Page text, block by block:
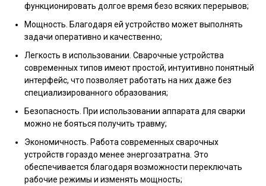
функционировать долгое время безо всяких перерывов;
Мощность. Благодаря ей устройство может выполнять
задачи оперативно и качественно;
Легкость в использовании. Сварочные устройства
современных типов имеют простой, интуитивно понятный
интерфейс, что позволяет работать на них даже без
специализированного образования;
Безопасность. При использовании аппарата для сварки
можно не бояться получить травму;
Экономичность. Работа современных сварочных
устройств гораздо менее энергозатратна. Это
обеспечивается благодаря возможности переключать
рабочие режимы и изменять мощность;